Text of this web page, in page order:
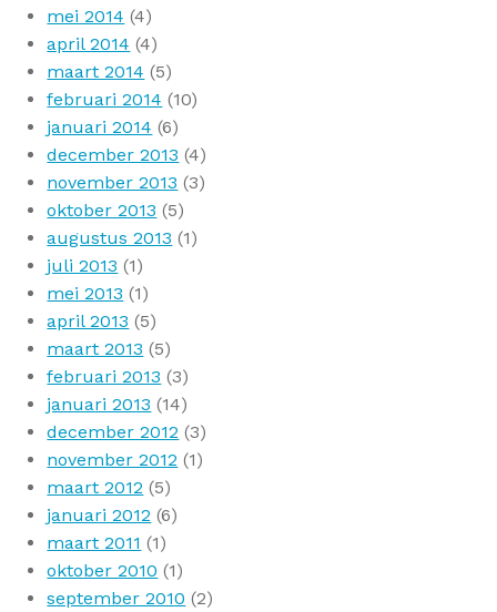
mei 2014 (4)
april 2014 (4)
maart 2014 (5)
februari 2014 (10)
januari 2014 (6)
december 2013 (4)
november 2013 (3)
oktober 2013 (5)
augustus 2013 (1)
juli 2013 (1)
mei 2013 (1)
april 2013 (5)
maart 2013 (5)
februari 2013 (3)
januari 2013 (14)
december 2012 (3)
november 2012 (1)
maart 2012 (5)
januari 2012 (6)
maart 2011 (1)
oktober 2010 (1)
september 2010 (2)